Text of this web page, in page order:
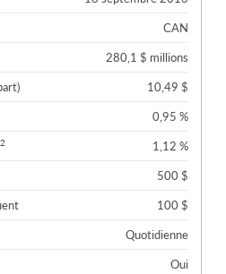
CAN
280,1 $ millions
10,49 $
0,95 %
2
1,12 %
500 $
100 $
Quotidienne
Oui